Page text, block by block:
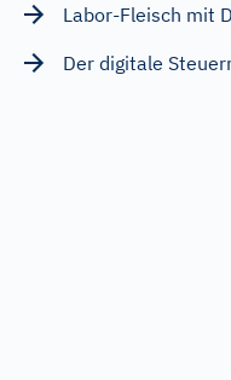
Labor-Fleisch mit
Der digitale